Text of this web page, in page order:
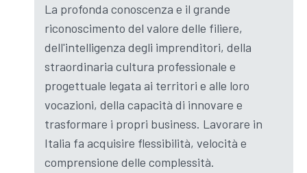
La profonda conoscenza e il grande
riconoscimento del valore delle filiere,
dell'intelligenza degli imprenditori, della
straordinaria cultura professionale e
progettuale legata ai territori e alle loro
vocazioni, della capacità di innovare e
trasformare i propri business. Lavorare in
Italia fa acquisire flessibilità, velocità e
comprensione delle complessità.